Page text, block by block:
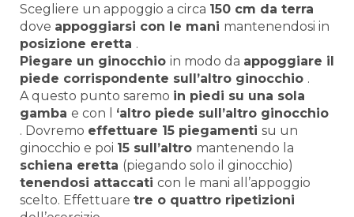
Scegliere un appoggio a circa 150 cm da terra
dove appoggiarsi con le mani mantenendosi in
posizione eretta .
Piegare un ginocchio in modo da appoggiare il
piede corrispondente sull’altro ginocchio .
A questo punto saremo in piedi su una sola
gamba e con l ‘altro piede sull’altro ginocchio
. Dovremo effettuare 15 piegamenti su un
ginocchio e poi 15 sull’altro mantenendo la
schiena eretta (piegando solo il ginocchio)
tenendosi attaccati con le mani all’appoggio
scelto. Effettuare tre o quattro ripetizioni